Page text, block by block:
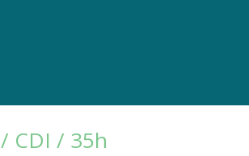
CDI / 35h